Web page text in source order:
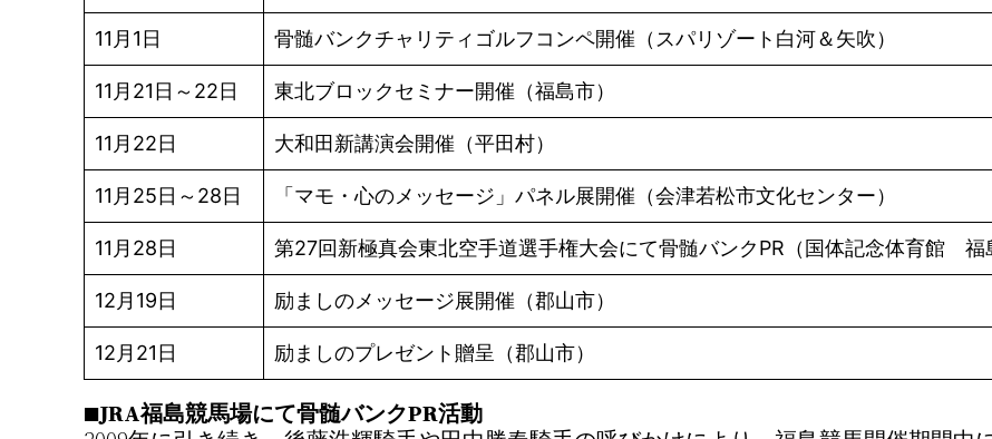
11月1日 骨髄バンクチャリティゴルフコンペ開催（スパリゾート白河＆矢吹）
11月21日～22日 東北ブロックセミナー開催（福島市）
11月22日 大和田新講演会開催（平田村）
11月25日～28日 「マモ・心のメッセージ」パネル展開催（会津若松市文化センター）
11月28日 第27回新極真会東北空手道選手権大会にて骨髄バンクPR（国体記念体育館 福
12月19日 励ましのメッセージ展開催（郡山市）
12月21日 励ましのプレゼント贈呈（郡山市）
■JRA福島競馬場にて骨髄バンクPR活動